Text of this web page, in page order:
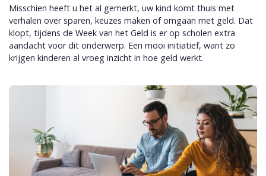
Misschien heeft u het al gemerkt, uw kind komt thuis met
verhalen over sparen, keuzes maken of omgaan met geld. Dat
klopt, tijdens de Week van het Geld is er op scholen extra
aandacht voor dit onderwerp. Een mooi initiatief, want zo
krijgen kinderen al vroeg inzicht in hoe geld werkt.